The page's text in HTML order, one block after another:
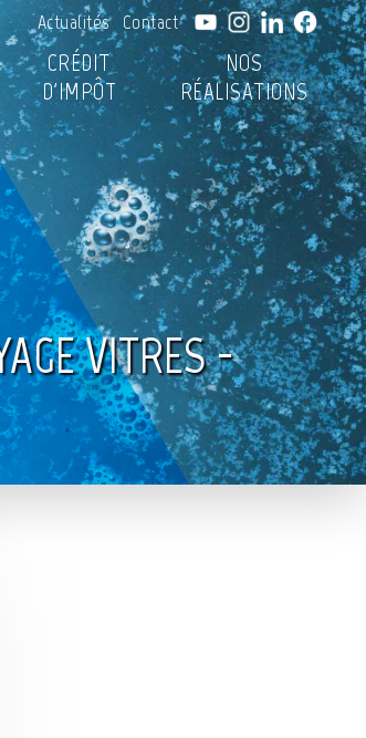
Actualités Contact
CRÉDIT
D'IMPÔT
NOS
RÉALISATIONS
VITRES -